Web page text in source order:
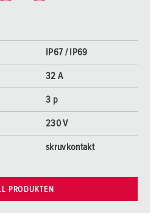
IP67 / IP69
32 A
3 p
230 V
skruvkontakt
PRODUKTEN